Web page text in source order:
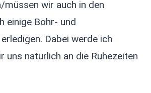
müssen wir auch in den
einige Bohr- und
Dabei werde ich
uns natürlich an die Ruhezeiten